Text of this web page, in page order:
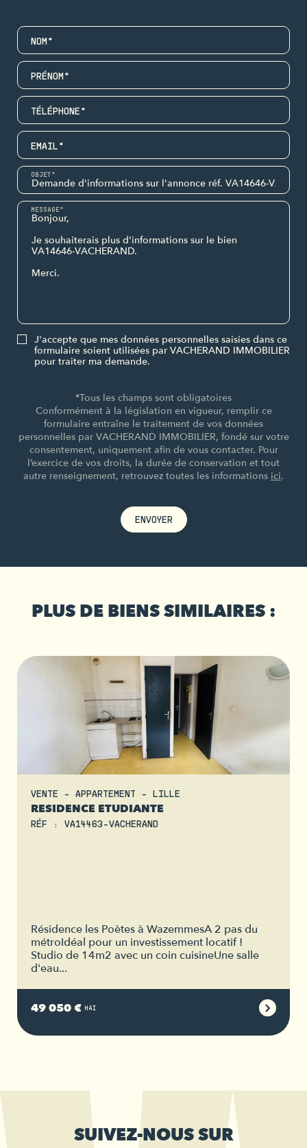
NOM*
PRÉNOM*
TÉLÉPHONE*
EMAIL*
OBJET*
MESSAGE*
J'accepte que mes données personnelles saisies dans ce
formulaire soient utilisées par VACHERAND IMMOBILIER
pour traiter ma demande.
*Tous les champs sont obligatoires
Conformément à la législation en vigueur, remplir ce
formulaire entraîne le traitement de vos données
personnelles par VACHERAND IMMOBILIER, fondé sur votre
consentement, uniquement afin de vous contacter. Pour
l’exercice de vos droits, la durée de conservation et tout
autre renseignement, retrouvez toutes les informations ici.
ENVOYER
PLUS DE BIENS SIMILAIRES :
VENTE - APPARTEMENT - LILLE
RESIDENCE ETUDIANTE
RÉF : VA14463-VACHERAND
Résidence les Poètes à WazemmesA 2 pas du
métroIdéal pour un investissement locatif !
Studio de 14m2 avec un coin cuisineUne salle
d'eau...
49 050 € HAI
SUIVEZ-NOUS SUR